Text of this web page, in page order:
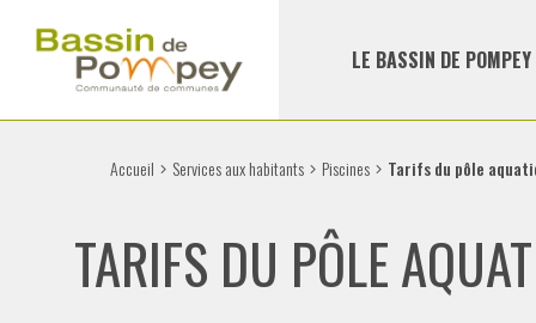
LE BASSIN DE POMPEY
Accueil Services aux habitants Piscines Tarifs du pôle
TARIFS DU PÔLE